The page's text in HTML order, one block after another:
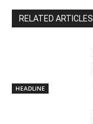
RELATED ARTICLES
HEADLINE